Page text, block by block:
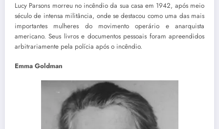
Lucy Parsons morreu no incêndio da sua casa em 1942, após meio
século de intensa militância, onde se destacou como uma das mais
importantes mulheres do movimento operário e anarquista
americano. Seus livros e documentos pessoais foram apreendidos
arbitrariamente pela polícia após o incêndio.
Emma Goldman